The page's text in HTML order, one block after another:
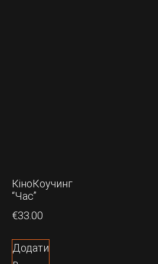
КіноКоучинг
“Час”
€33.00
Додати